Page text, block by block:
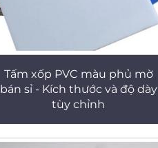
Tấm xốp PVC màu phủ mờ
bán sỉ - Kích thước và độ dày
tùy chỉnh